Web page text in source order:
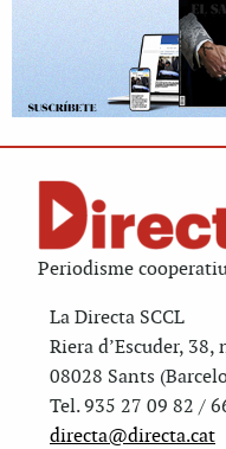
Periodisme
La Directa SCCL
Riera d’Escuder, 38,
08028 Sants
Tel. 935 27 09 82 /
directa@directa.cat